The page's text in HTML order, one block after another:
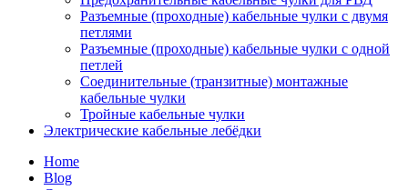
Разъемные (проходные) кабельные чулки с двумя
петлями
Разъемные (проходные) кабельные чулки с одной
петлей
Соединительные (транзитные) монтажные
кабельные чулки
Тройные кабельные чулки
Электрические кабельные лебёдки
Home
Blog